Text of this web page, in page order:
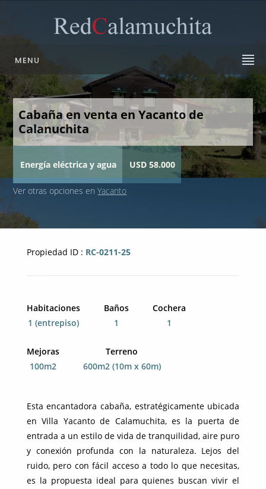
MENU
Cabaña en venta en Yacanto de
Calanuchita
Energía eléctrica y agua USD 58.000
Ver otras opciones enYacanto
Propiedad ID : RC-0211-25
Habitaciones
1 (entrepiso)
Baños
1
Cochera
1
Mejoras
100m2
Terreno
600m2 (10m x 60m)
Esta encantadora cabaña, estratégicamente ubicada
en Villa Yacanto de Calamuchita, es la puerta de
entrada a un estilo de vida de tranquilidad, aire puro
y conexión profunda con la naturaleza. Lejos del
ruido, pero con fácil acceso a todo lo que necesitas,
es la propuesta ideal para quienes buscan vivir el